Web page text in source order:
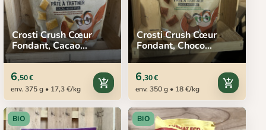
Crosti Crush Cœur
Fondant, Cacao
Noisettes,
FAVRICHON, 375 g
6,50 €
env. 375 g • 17,3 €/kg
add_shopping_cart
Crosti Crush Cœur
Fondant, Choco
Noisettes,
FAVRICHON, 350 g
6,30 €
env. 350 g • 18 €/kg
add_shopping_cart
BIO BIO